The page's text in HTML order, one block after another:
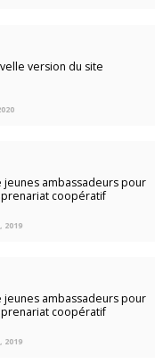
version du site
ambassadeurs pour
coopératif
2019
ambassadeurs pour
coopératif
2019